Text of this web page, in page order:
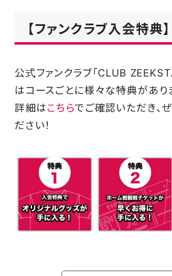
【ファンクラブ入会特典】
公式ファンクラブ「CLUB
はコースごとに様々な特典があり
詳細はこちらでご確認いただき、
ださい！